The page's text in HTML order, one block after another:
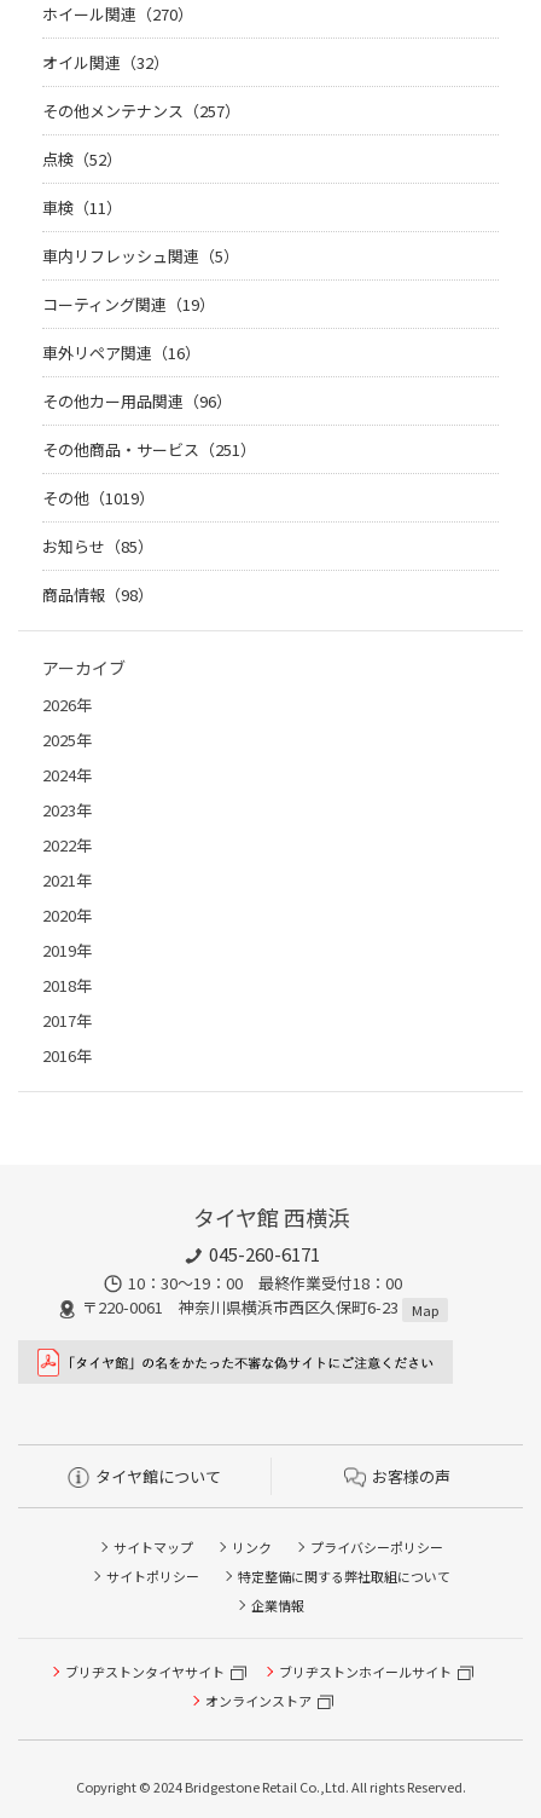
ホイール関連（270）
オイル関連（32）
その他メンテナンス（257）
点検（52）
車検（11）
車内リフレッシュ関連（5）
コーティング関連（19）
車外リペア関連（16）
その他カー用品関連（96）
その他商品・サービス（251）
その他（1019）
お知らせ（85）
商品情報（98）
アーカイブ
2026年
2025年
2024年
2023年
2022年
2021年
2020年
2019年
2018年
2017年
2016年
タイヤ館 西横浜
045-260-6171
10：30～19：00 最終作業受付18：00
〒220-0061 神奈川県横浜市西区久保町6-23
Map
タイヤ館について お客様の声
サイトマップ リンク
プライバシーポリシー
サイトポリシー
特定整備に関する弊社取組について
企業情報
ブリヂストンタイヤサイト
ブリヂストンホイールサイト
オンラインストア
Copyright © 2024 Bridgestone Retail Co.,Ltd. All rights Reserved.
タイヤ点検・安全点検/タイヤ履き替え/オイル交換/その他
ピット作業の予約
本日のタイヤ履き替え順番待ち予約 ※クローク契約会員の